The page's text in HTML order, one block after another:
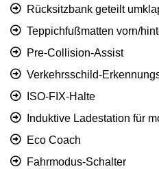
Rücksitzbank geteilt
Teppichfußmatten vorn/
Pre-Collision-Assist
Verkehrsschild-
ISO-FIX-Halte
Induktive Ladestation für
Eco Coach
Fahrmodus-Schalter